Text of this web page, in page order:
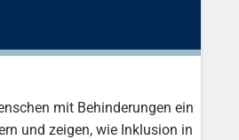
mit Behinderungen ein
und zeigen, wie Inklusion in